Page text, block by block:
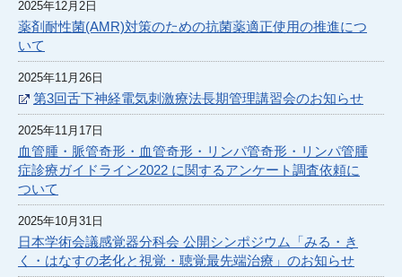
2025年12月2日
薬剤耐性菌(AMR)対策のための抗菌薬適正使用の推進につ
いて
2025年11月26日
第3回舌下神経電気刺激療法長期管理講習会のお知らせ
2025年11月17日
血管腫・脈管奇形・血管奇形・リンパ管奇形・リンパ管腫
症診療ガイドライン2022 に関するアンケート調査依頼に
ついて
2025年10月31日
日本学術会議感覚器分科会 公開シンポジウム「みる・き
く・はなすの老化と視覚・聴覚最先端治療」のお知らせ